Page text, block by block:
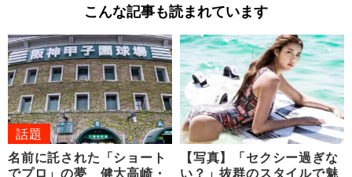
こんな記事も読まれています
話題
名前に託された「ショート
でプロ」の夢 健大高崎・
【写真】「セクシー過ぎな
い？」抜群のスタイルで魅